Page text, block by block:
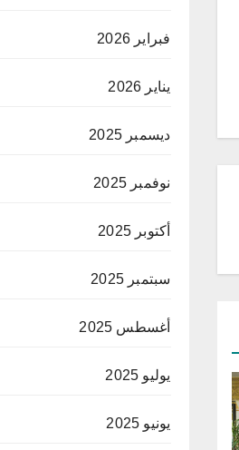
فبراير 2026
يناير 2026
ديسمبر 2025
نوفمبر 2025
أكتوبر 2025
سبتمبر 2025
أغسطس 2025
يوليو 2025
يونيو 2025